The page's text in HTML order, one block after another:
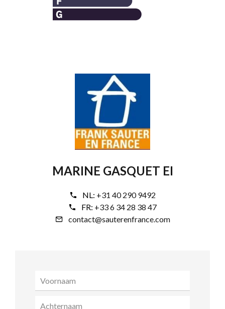
MARINE GASQUET EI
NL: +31 40 290 9492
FR: +33 6 34 28 38 47
contact@sauterenfrance.com